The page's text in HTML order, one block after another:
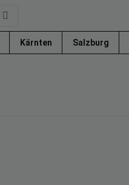
Kärnten Salzburg